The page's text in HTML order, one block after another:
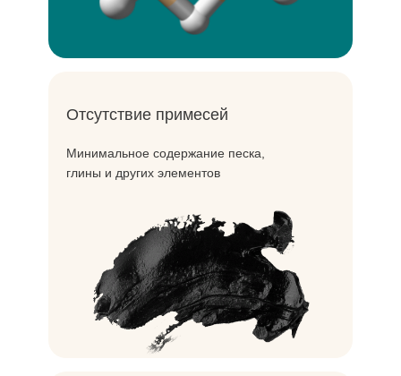
Отсутствие примесей
Минимальное содержание песка,
глины и других элементов